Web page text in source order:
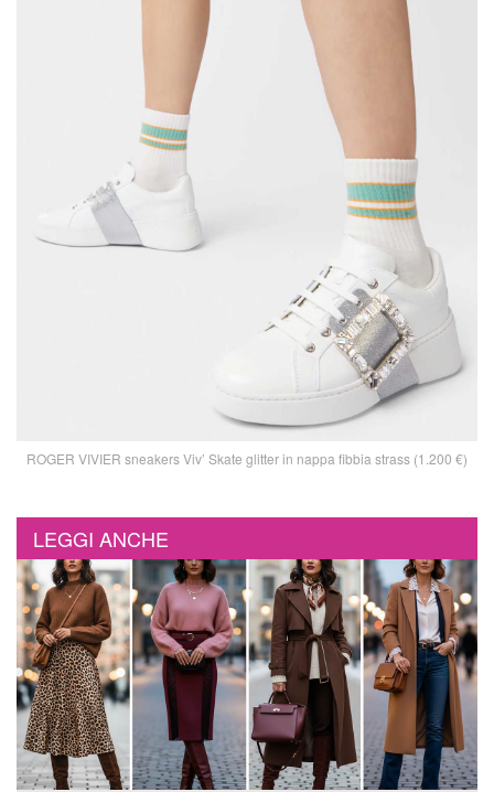
ROGER VIVIER sneakers Viv’ Skate glitter in nappa fibbia strass (1.200 €)
LEGGI ANCHE